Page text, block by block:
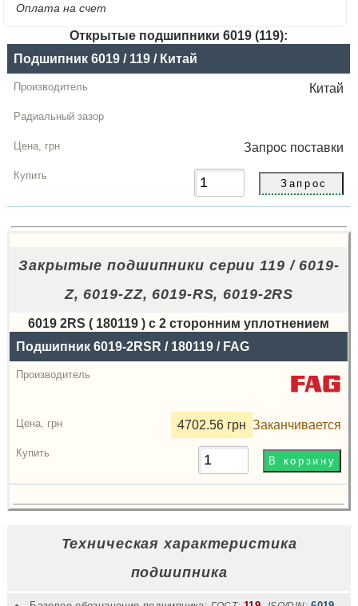
Оплата на счет
Открытые подшипники 6019 (119):
Название
Производитель
Радиальный
грн
Купить
Подшипник 6019 / 119 / Китай
Китай
Запрос поставки
Закрытые подшипники серии 119 / 6019-
Z, 6019-ZZ, 6019-RS, 6019-2RS
6019 2RS ( 180119 ) с 2 сторонним уплотнением
Назва
Производитель
зазор
Цена,
Подшипник 6019-2RSR / 180119 / FAG
4702.56 грн Заканчивается
Техническая характеристика
подшипника